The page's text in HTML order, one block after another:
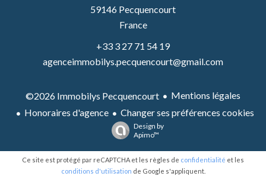
59146 Pecquencourt
France
+33 3 27 71 54 19
agenceimmobilys.pecquencourt@gmail.com
©2026 Immobilys Pecquencourt
Mentions légales
Honoraires d'agence
Changer ses préférences cookies
Design by
Apimo™
Ce site est protégé par reCAPTCHA et les règles de confidentialité et les
conditions d'utilisation de Google s'appliquent.